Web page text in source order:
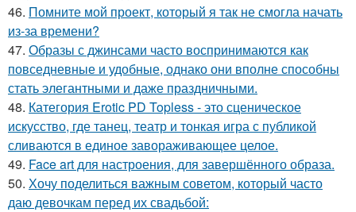
46. Помните мой проект, который я так не смогла начать
из-за времени?
47. Образы с джинсами часто воспринимаются как
повседневные и удобные, однако они вполне способны
стать элегантными и даже праздничными.
48. Категория Erotic PD Topless - это сценическое
искусство, где танец, театр и тонкая игра с публикой
сливаются в единое завораживающее целое.
49. Face art для настроения, для завершённого образа.
50. Хочу поделиться важным советом, который часто
даю девочкам перед их свадьбой: